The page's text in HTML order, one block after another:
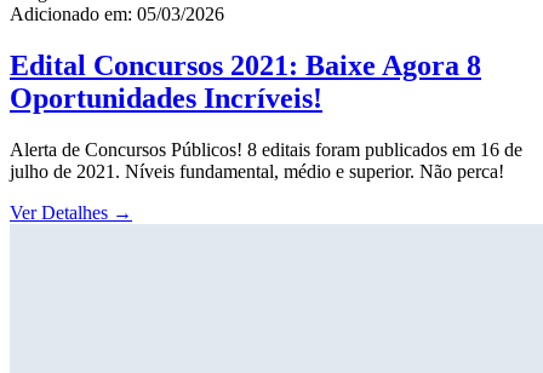
Adicionado em: 05/03/2026
Edital Concursos 2021: Baixe Agora 8
Oportunidades Incríveis!
Alerta de Concursos Públicos! 8 editais foram publicados em 16 de
julho de 2021. Níveis fundamental, médio e superior. Não perca!
Ver Detalhes →